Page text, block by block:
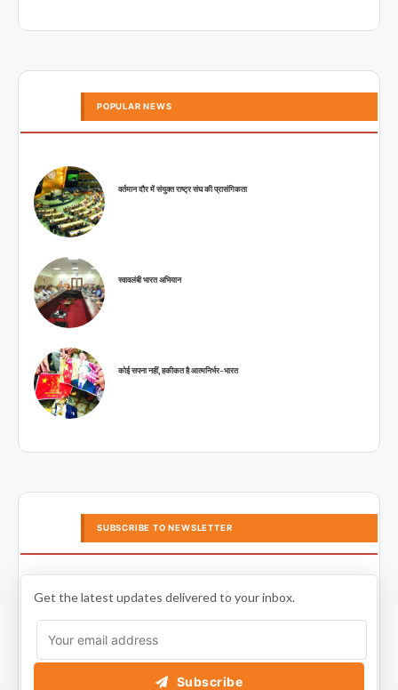
POPULAR NEWS
वर्तमान दौर में संयुक्त राष्ट्र संघ की प्रासंगिकता
स्वावलंबी भारत अभियान
कोई सपना नहीं, हकीकत है आत्मनिर्भर-भारत
SUBSCRIBE TO NEWSLETTER
Get the latest updates delivered to your inbox.
Subscribe